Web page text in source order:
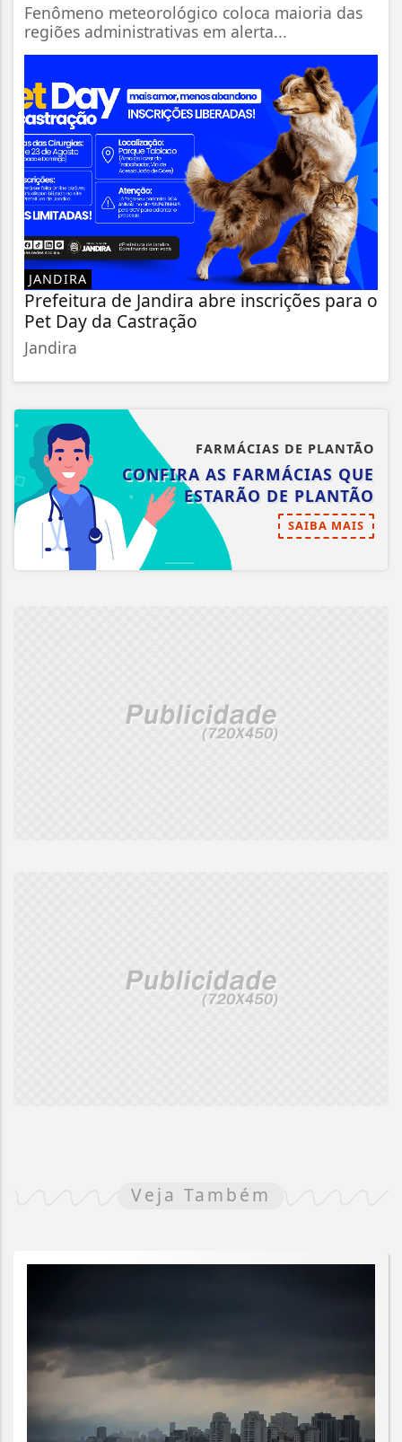
Fenômeno meteorológico coloca maioria das
regiões administrativas em alerta...
JANDIRA
Prefeitura de Jandira abre inscrições para o
Pet Day da Castração
Jandira
FARMÁCIAS DE PLANTÃO
CONFIRA AS FARMÁCIAS QUE
ESTARÃO DE PLANTÃO
SAIBA MAIS
Veja Também